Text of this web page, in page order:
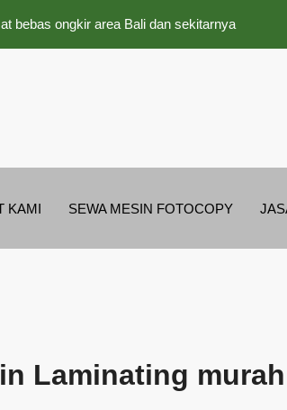
bebas ongkir area Bali dan sekitarnya
KAMI SEWA MESIN FOTOCOPY
Laminating murah